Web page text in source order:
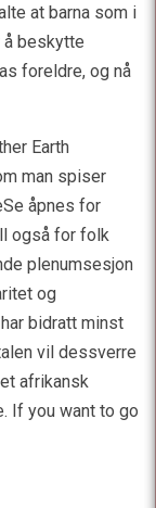
at barna som i
å beskytte
foreldre, og nå
Earth
man spiser
åpnes for
også for folk
plenumsesjon
og
bidratt minst
vil dessverre
afrikansk
If you want to go